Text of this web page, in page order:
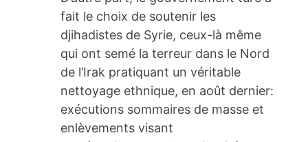
fait le choix de soutenir les
djihadistes de Syrie, ceux-là même
qui ont semé la terreur dans le Nord
de l’Irak pratiquant un véritable
nettoyage ethnique, en août dernier:
exécutions sommaires de masse et
enlèvements visant